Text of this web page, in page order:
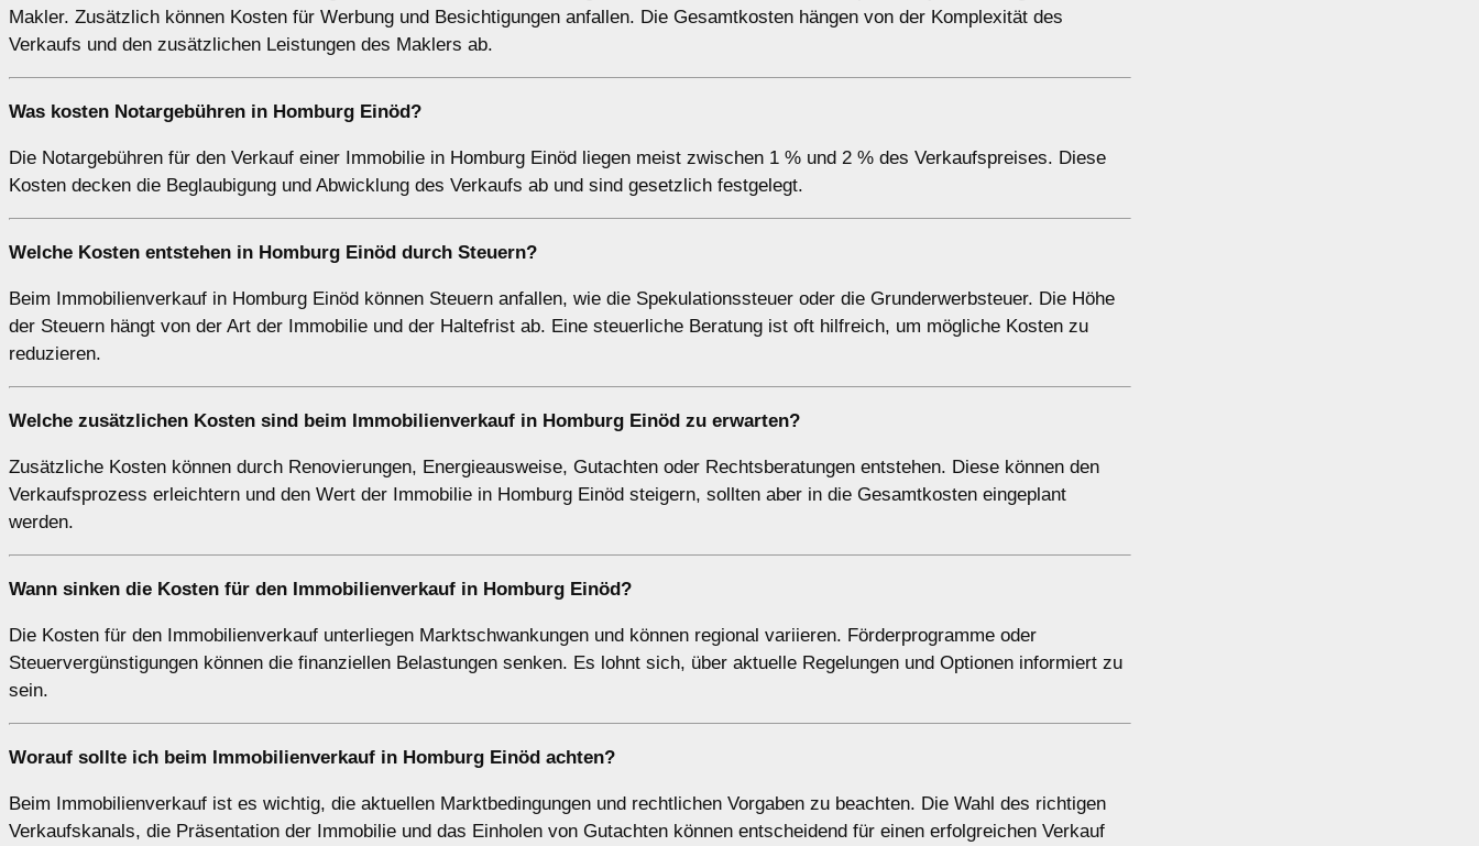
Makler. Zusätzlich können Kosten für Werbung und Besichtigungen anfallen. Die Gesamtkosten hängen von der Komplexität des
Verkaufs und den zusätzlichen Leistungen des Maklers ab.
Was kosten Notargebühren in Homburg Einöd?
Die Notargebühren für den Verkauf einer Immobilie in Homburg Einöd liegen meist zwischen 1 % und 2 % des Verkaufspreises. Diese
Kosten decken die Beglaubigung und Abwicklung des Verkaufs ab und sind gesetzlich festgelegt.
Welche Kosten entstehen in Homburg Einöd durch Steuern?
Beim Immobilienverkauf in Homburg Einöd können Steuern anfallen, wie die Spekulationssteuer oder die Grunderwerbsteuer. Die Höhe
der Steuern hängt von der Art der Immobilie und der Haltefrist ab. Eine steuerliche Beratung ist oft hilfreich, um mögliche Kosten zu
reduzieren.
Welche zusätzlichen Kosten sind beim Immobilienverkauf in Homburg Einöd zu erwarten?
Zusätzliche Kosten können durch Renovierungen, Energieausweise, Gutachten oder Rechtsberatungen entstehen. Diese können den
Verkaufsprozess erleichtern und den Wert der Immobilie in Homburg Einöd steigern, sollten aber in die Gesamtkosten eingeplant
werden.
Wann sinken die Kosten für den Immobilienverkauf in Homburg Einöd?
Die Kosten für den Immobilienverkauf unterliegen Marktschwankungen und können regional variieren. Förderprogramme oder
Steuervergünstigungen können die finanziellen Belastungen senken. Es lohnt sich, über aktuelle Regelungen und Optionen informiert zu
sein.
Worauf sollte ich beim Immobilienverkauf in Homburg Einöd achten?
Beim Immobilienverkauf ist es wichtig, die aktuellen Marktbedingungen und rechtlichen Vorgaben zu beachten. Die Wahl des richtigen
Verkaufskanals, die Präsentation der Immobilie und das Einholen von Gutachten können entscheidend für einen erfolgreichen Verkauf